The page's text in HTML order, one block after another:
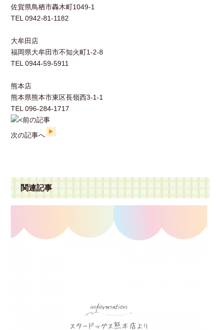
佐賀県鳥栖市轟木町1049-1
TEL 0942-81-1182
大牟田店
福岡県大牟田市不知火町1-2-8
TEL 0944-59-5911
熊本店
熊本県熊本市東区長嶺西3-1-1
TEL 096-284-1717
前の記事
次の記事へ
関連記事